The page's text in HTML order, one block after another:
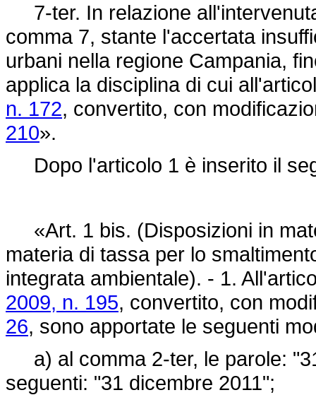
7-ter. In relazione
comma 7, stante l'accertata
urbani nella regione Campania,
applica la disciplina di cui
n. 172, convertito, con
210».
Dopo l'articolo 1 è inserito il
«Art. 1 bis. (Disposizioni in
materia di tassa per lo
integrata ambientale). - 1.
2009, n. 195, convertito, con
26, sono apportate le seguenti
a) al comma 2-ter, le parole:
seguenti: "31 dicembre 2011";